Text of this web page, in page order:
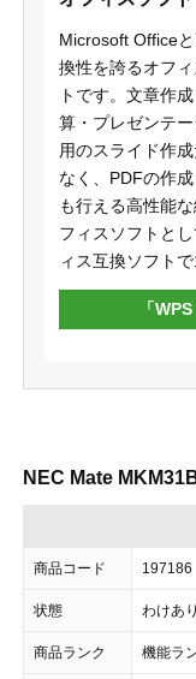
Microsoft Office
換性を誇るオフ
トです。文章作
算・プレゼンテ
用のスライド作
なく、PDFの作
も行える高性能
フィスソフトと
ィス互換ソフト
「
NEC Mate
商品コード 197186
状態 わけあ
商品ランク 機能ラ